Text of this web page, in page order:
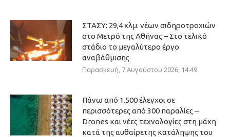
ΣΤΑΣΥ: 29,4 χλμ. νέων σιδηροτροχιών
στο Μετρό της Αθήνας – Στο τελικό
στάδιο το μεγαλύτερο έργο
αναβάθμισης
Παρασκευή, 7 Αυγούστου 2026, 14:49
Πάνω από 1.500 έλεγχοι σε
περισσότερες από 300 παραλίες –
Drones και νέες τεχνολογίες στη μάχη
κατά της αυθαίρετης κατάληψης του